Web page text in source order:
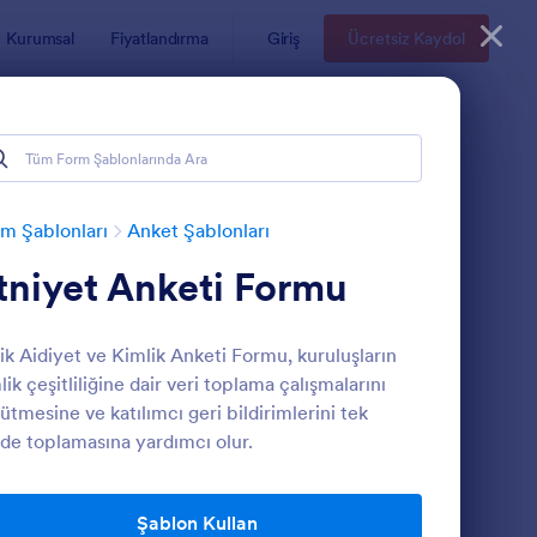
Kurumsal Fiyatlandırma Giriş Ücretsiz Kaydol
Şablonları Anket Şablonları
Anketi Formu
Aidiyet ve Kimlik Anketi Formu, kuruluşların
çeşitliliğine dair veri toplama çalışmalarını
ve katılımcı geri bildirimlerini tek
toplamasına yardımcı olur.
Şablon Kullan
Sitesi Anket Formu Uyumlu